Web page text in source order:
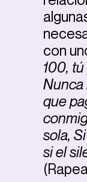
con
100,
Nunca
que
sola,
si el